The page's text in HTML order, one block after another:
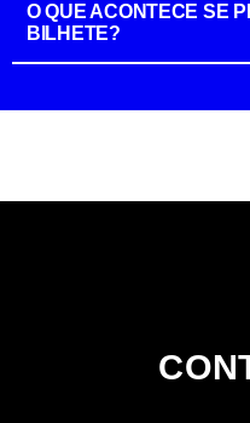
O QUE ACONTECE SE
BILHETE?